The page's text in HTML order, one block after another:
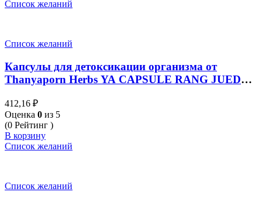
Список желаний
Список желаний
Капсулы для детоксикации организма от
Thanyaporn Herbs YA CAPSULE RANG JUED
412,16 ₽
Оценка 0 из 5
(0 Рейтинг )
В корзину
Список желаний
Список желаний